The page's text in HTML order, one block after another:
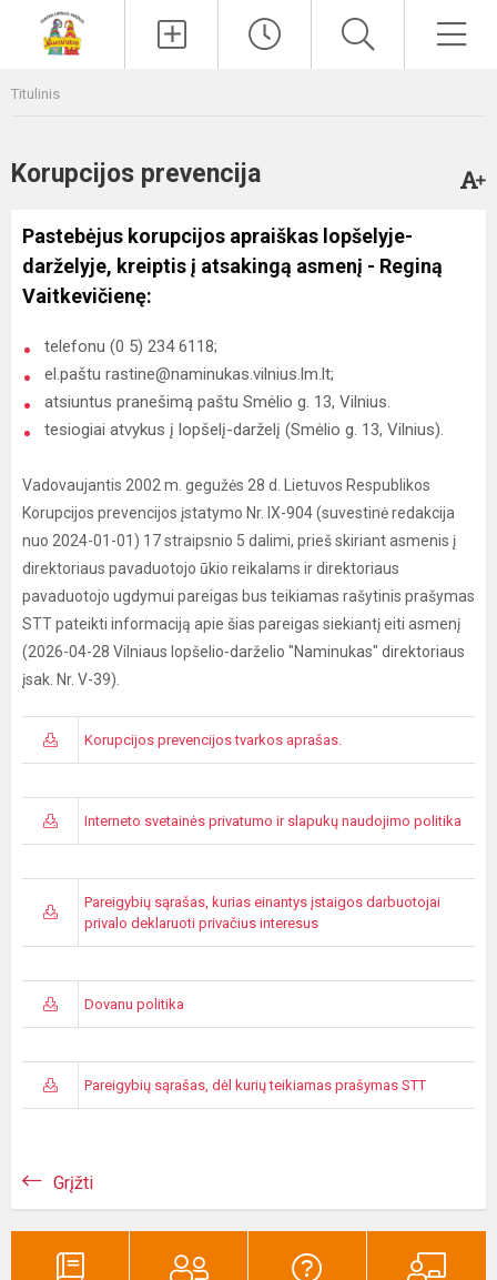
Titulinis
Korupcijos prevencija
Pastebėjus korupcijos apraiškas lopšelyje-
darželyje, kreiptis į atsakingą asmenį - Reginą
Vaitkevičienę:
telefonu (0 5) 234 6118;
el.paštu rastine@naminukas.vilnius.lm.lt;
atsiuntus pranešimą paštu Smėlio g. 13, Vilnius.
tesiogiai atvykus į lopšelį-darželį (Smėlio g. 13, Vilnius).
Vadovaujantis 2002 m. gegužės 28 d. Lietuvos Respublikos
Korupcijos prevencijos įstatymo Nr. IX-904 (suvestinė redakcija
nuo 2024-01-01) 17 straipsnio 5 dalimi, prieš skiriant asmenis į
direktoriaus pavaduotojo ūkio reikalams ir direktoriaus
pavaduotojo ugdymui pareigas bus teikiamas rašytinis prašymas
STT pateikti informaciją apie šias pareigas siekiantį eiti asmenį
(2026-04-28 Vilniaus lopšelio-darželio "Naminukas" direktoriaus
įsak. Nr. V-39).
Korupcijos prevencijos tvarkos aprašas.
Interneto svetainės privatumo ir slapukų naudojimo politika
Pareigybių sąrašas, kurias einantys įstaigos darbuotojai
privalo deklaruoti privačius interesus
Dovanu politika
Pareigybių sąrašas, dėl kurių teikiamas prašymas STT
Grįžti